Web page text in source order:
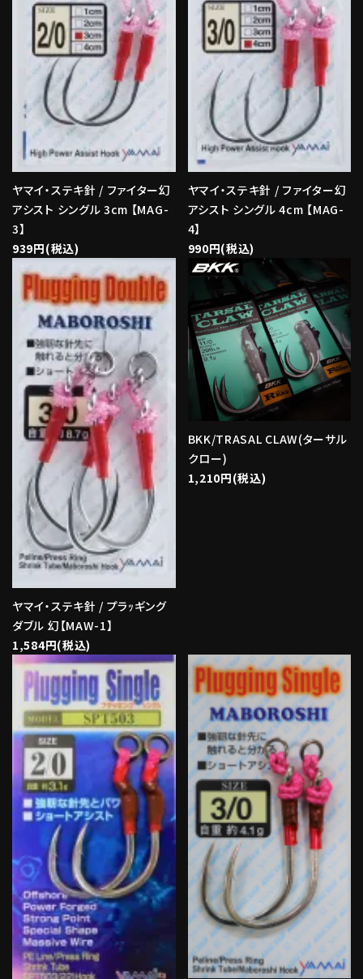
ヤマイ・ステキ針 / ファイター幻
アシスト シングル 3cm 【MAG-
3】
939円(税込)
ヤマイ・ステキ針 / ファイター幻
アシスト シングル 4cm 【MAG-
4】
990円(税込)
ヤマイ・ステキ針 / プラｯギング
ダブル 幻【MAW-1】
1,584円(税込)
BKK/TRASAL CLAW(ターサル
クロー)
1,210円(税込)